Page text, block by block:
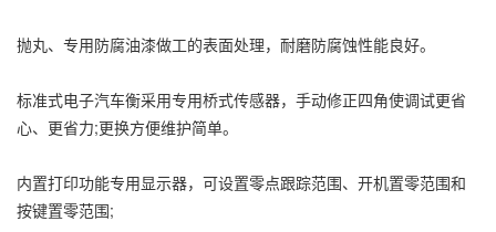
抛丸、专用防腐油漆做工的表面处理，耐磨防腐蚀性能良好。
标准式电子汽车衡采用专用桥式传感器，手动修正四角使调试更省
心、更省力;更换方便维护简单。
内置打印功能专用显示器，可设置零点跟踪范围、开机置零范围和
按键置零范围;